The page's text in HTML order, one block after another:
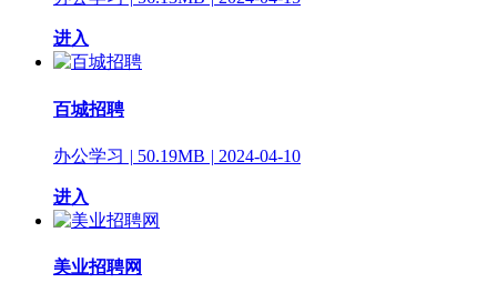
进入
百城招聘
办公学习 | 50.19MB | 2024-04-10
进入
美业招聘网